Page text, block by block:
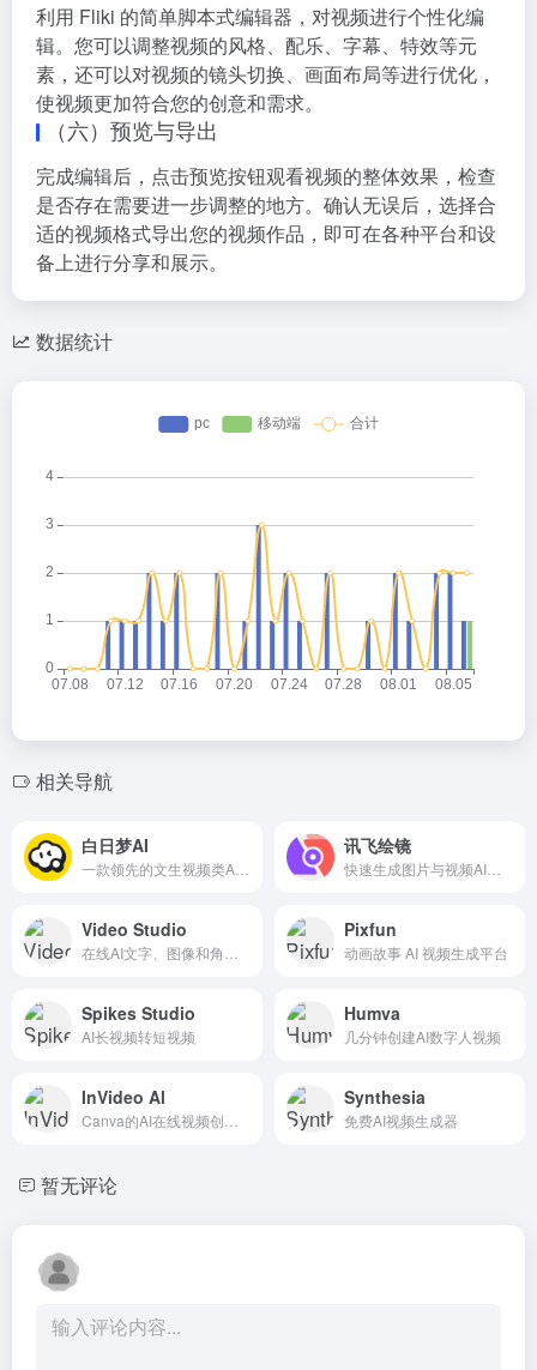
利用 Fliki 的简单脚本式编辑器，对视频进行个性化编
辑。您可以调整视频的风格、配乐、字幕、特效等元
素，还可以对视频的镜头切换、画面布局等进行优化，
使视频更加符合您的创意和需求。
（六）预览与导出
完成编辑后，点击预览按钮观看视频的整体效果，检查
是否存在需要进一步调整的地方。确认无误后，选择合
适的视频格式导出您的视频作品，即可在各种平台和设
备上进行分享和展示。
数据统计
相关导航
白日梦AI 讯飞绘镜
Video Studio Pixfun
动画故事 AI 视频生成平台
Spikes Studio
AI长视频‍转短视频
Humva
几分钟创建AI数字人视频
InVideo Al Synthesia
免费AI视频生成器
暂无评论